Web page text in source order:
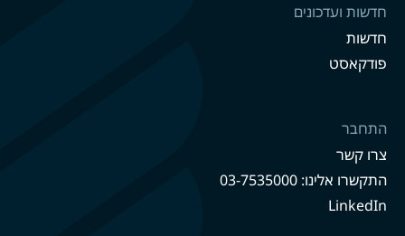
חדשות ועדכונים
חדשות
פודקאסט
התחבר
צרו קשר
התקשרו אלינו: 03-7535000
LinkedIn